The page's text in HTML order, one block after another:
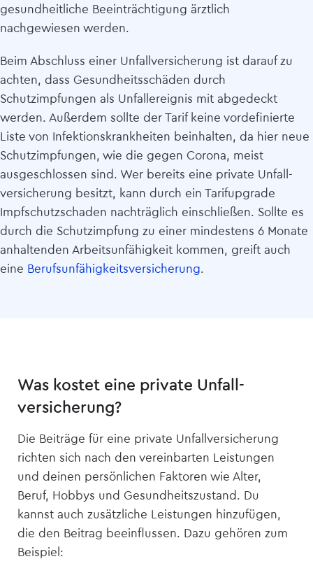
gesundheitliche Beeinträchtigung ärztlich
nachgewiesen werden.
Beim Abschluss einer Unfall­versicherung ist darauf zu
achten, dass Gesundheitsschäden durch
Schutzimpfungen als Unfallereignis mit abgedeckt
werden. Außerdem sollte der Tarif keine vordefinierte
Liste von Infektionskrankheiten beinhalten, da hier neue
Schutzimpfungen, wie die gegen Corona, meist
ausgeschlossen sind. Wer bereits eine private Unfall­
versicherung besitzt, kann durch ein Tarifupgrade
Impfschutzschaden nachträglich einschließen. Sollte es
durch die Schutzimpfung zu einer mindestens 6 Monate
anhaltenden Arbeitsunfähigkeit kommen, greift auch
eine Berufsunfähigkeits­versicherung.
Was kostet eine private Unfall­
versicherung?
Die Beiträge für eine private Unfall­versicherung
richten sich nach den vereinbarten Leistungen
und deinen persönlichen Faktoren wie Alter,
Beruf, Hobbys und Gesundheitszustand. Du
kannst auch zusätzliche Leistungen hinzufügen,
die den Beitrag beeinflussen. Dazu gehören zum
Beispiel: